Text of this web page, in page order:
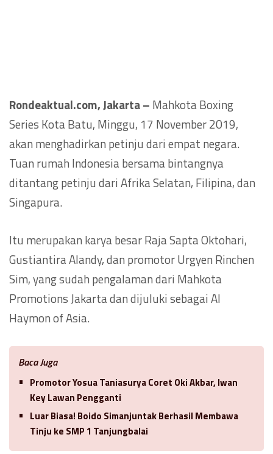
Rondeaktual.com, Jakarta – Mahkota Boxing
Series Kota Batu, Minggu, 17 November 2019,
akan menghadirkan petinju dari empat negara.
Tuan rumah Indonesia bersama bintangnya
ditantang petinju dari Afrika Selatan, Filipina, dan
Singapura.
Itu merupakan karya besar Raja Sapta Oktohari,
Gustiantira Alandy, dan promotor Urgyen Rinchen
Sim, yang sudah pengalaman dari Mahkota
Promotions Jakarta dan dijuluki sebagai Al
Haymon of Asia.
Baca Juga
Promotor Yosua Taniasurya Coret Oki Akbar, Iwan
Key Lawan Pengganti
Luar Biasa! Boido Simanjuntak Berhasil Membawa
Tinju ke SMP 1 Tanjungbalai